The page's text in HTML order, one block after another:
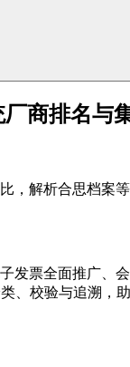
商排名
解析合思档案
票全面推广
校验与追溯，